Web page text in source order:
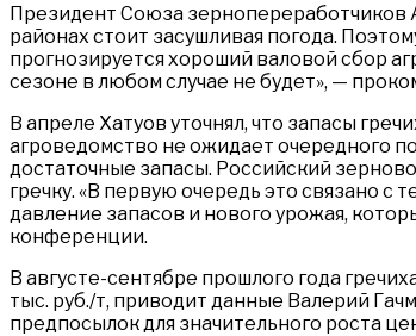
Президент Союза зернопереработчиков
районах стоит засушливая погода.
прогнозируется хороший валовой сбор
сезоне в любом случае не будет», —
В апреле Хатуов уточнял, что запасы
агроведомство не ожидает очередного
достаточные запасы. Российский
гречку. «В первую очередь это связано с
давление запасов и нового урожая,
конференции.
В августе-сентябре прошлого года
тыс. руб./т, приводит данные Валерий
предпосылок для значительного роста